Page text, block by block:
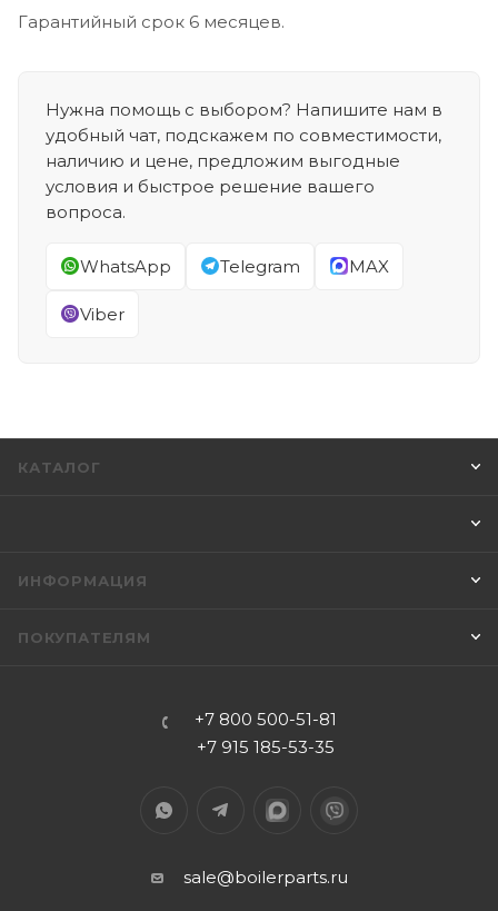
Гарантийный срок 6 месяцев.
Нужна помощь с выбором? Напишите нам в
удобный чат, подскажем по совместимости,
наличию и цене, предложим выгодные
условия и быстрое решение вашего
вопроса.
WhatsApp Telegram MAX
Viber
КАТАЛОГ
ИНФОРМАЦИЯ
ПОКУПАТЕЛЯМ
+7 800 500-51-81
+7 915 185-53-35
sale@boilerparts.ru